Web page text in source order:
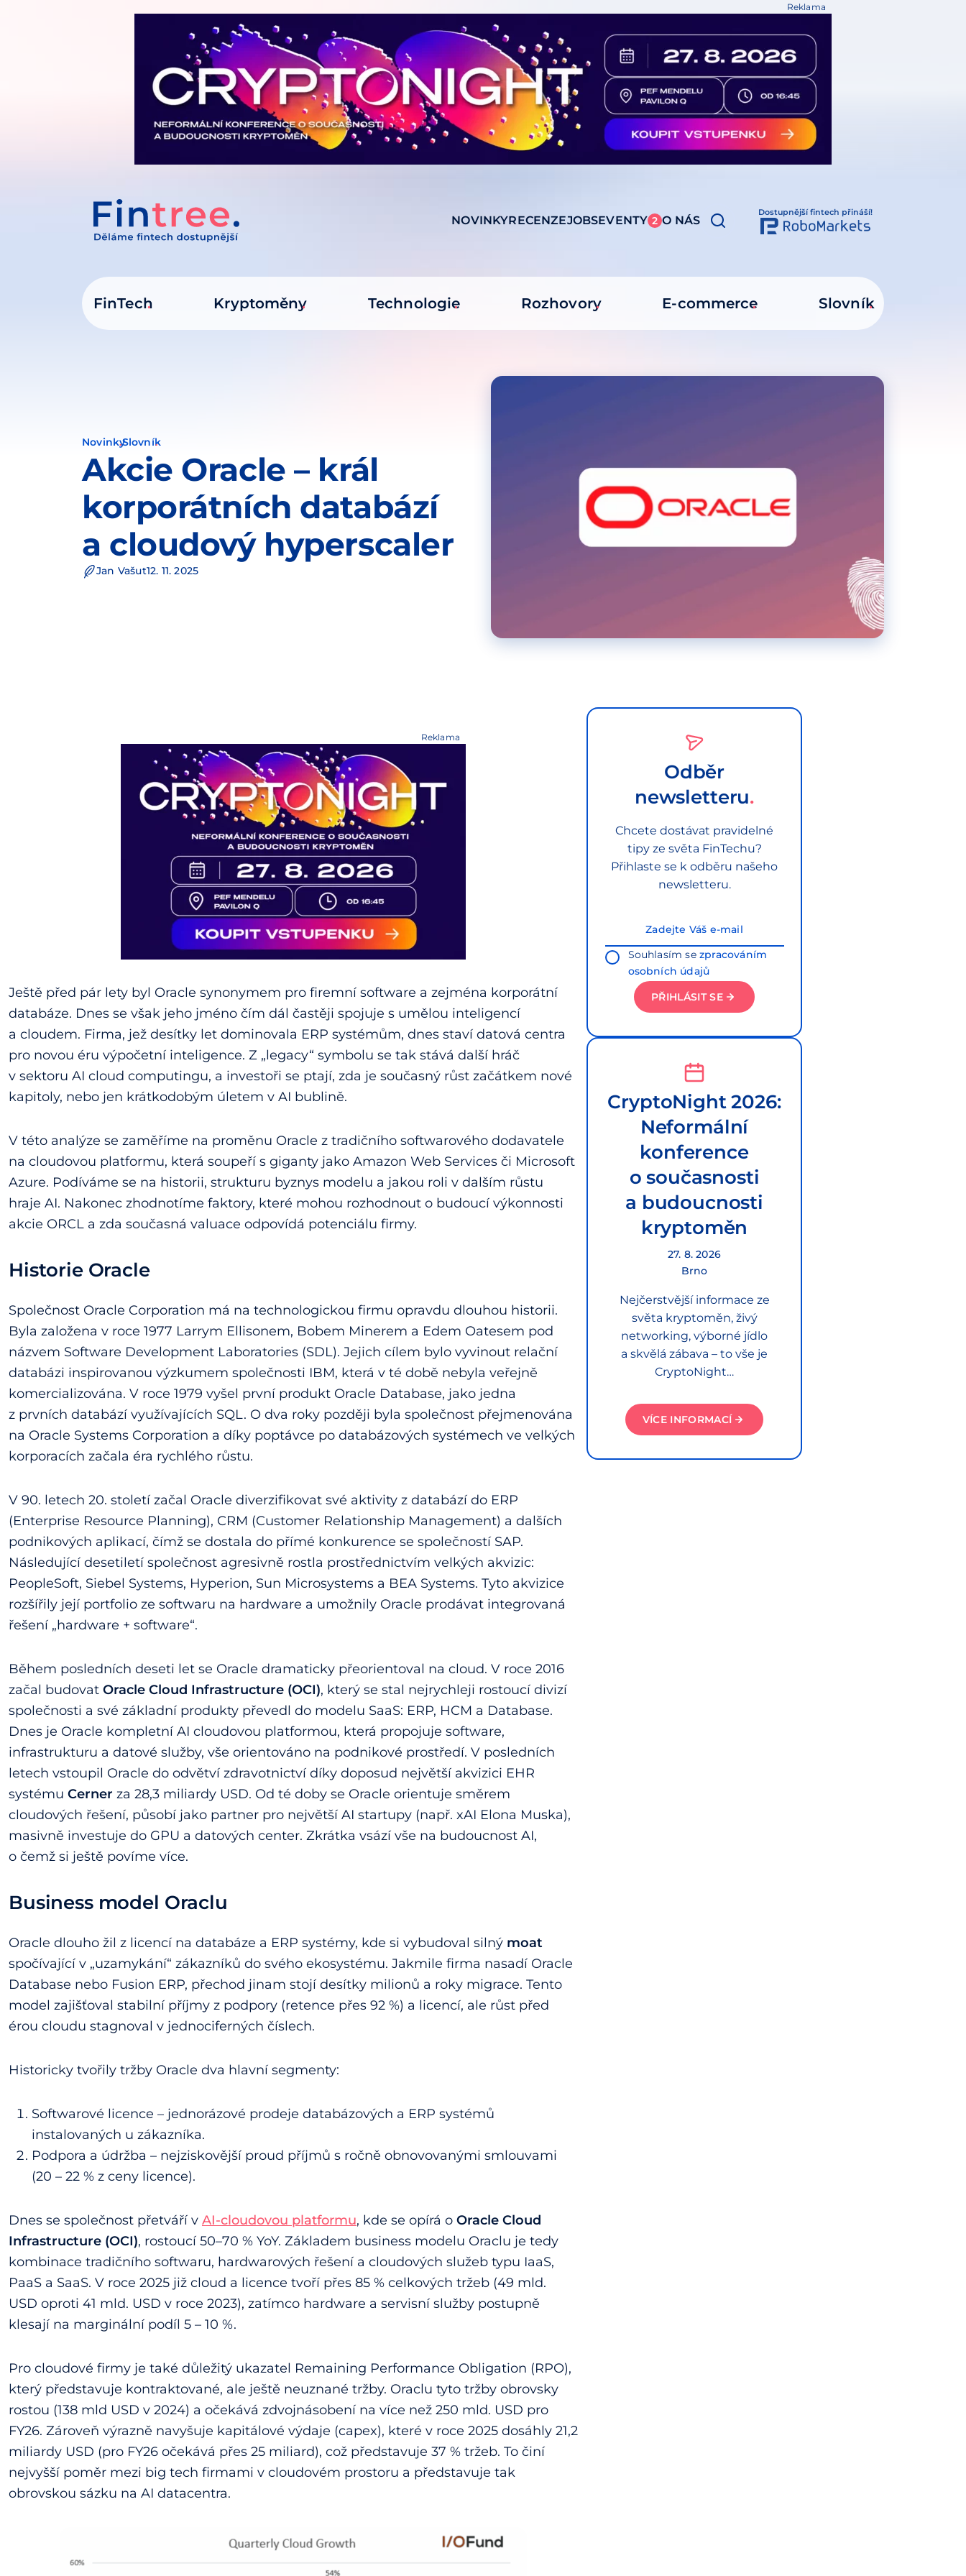
Reklama
NOVINKYRECENZEJOBSEVENTY 2 O NÁS
Dostupnější fintech přináší!
FinTech Kryptoměny Technologie Rozhovory E-commerce Slovník
NovinkySlovník
Akcie Oracle – král
korporátních databází
a cloudový hyperscaler
Jan Vašut12. 11. 2025
Reklama
Ještě před pár lety byl Oracle synonymem pro firemní software a zejména korporátní
databáze. Dnes se však jeho jméno čím dál častěji spojuje s umělou inteligencí
a cloudem. Firma, jež desítky let dominovala ERP systémům, dnes staví datová centra
pro novou éru výpočetní inteligence. Z „legacy“ symbolu se tak stává další hráč
v sektoru AI cloud computingu, a investoři se ptají, zda je současný růst začátkem nové
kapitoly, nebo jen krátkodobým úletem v AI bublině.
V této analýze se zaměříme na proměnu Oracle z tradičního softwarového dodavatele
na cloudovou platformu, která soupeří s giganty jako Amazon Web Services či Microsoft
Azure. Podíváme se na historii, strukturu byznys modelu a jakou roli v dalším růstu
hraje AI. Nakonec zhodnotíme faktory, které mohou rozhodnout o budoucí výkonnosti
akcie ORCL a zda současná valuace odpovídá potenciálu firmy.
Historie Oracle
Společnost Oracle Corporation má na technologickou firmu opravdu dlouhou historii.
Byla založena v roce 1977 Larrym Ellisonem, Bobem Minerem a Edem Oatesem pod
názvem Software Development Laboratories (SDL). Jejich cílem bylo vyvinout relační
databázi inspirovanou výzkumem společnosti IBM, která v té době nebyla veřejně
komercializována. V roce 1979 vyšel první produkt Oracle Database, jako jedna
z prvních databází využívajících SQL. O dva roky později byla společnost přejmenována
na Oracle Systems Corporation a díky poptávce po databázových systémech ve velkých
korporacích začala éra rychlého růstu.
V 90. letech 20. století začal Oracle diverzifikovat své aktivity z databází do ERP
(Enterprise Resource Planning), CRM (Customer Relationship Management) a dalších
podnikových aplikací, čímž se dostala do přímé konkurence se společností SAP.
Následující desetiletí společnost agresivně rostla prostřednictvím velkých akvizic:
PeopleSoft, Siebel Systems, Hyperion, Sun Microsystems a BEA Systems. Tyto akvizice
rozšířily její portfolio ze softwaru na hardware a umožnily Oracle prodávat integrovaná
řešení „hardware + software“.
Během posledních deseti let se Oracle dramaticky přeorientoval na cloud. V roce 2016
začal budovat Oracle Cloud Infrastructure (OCI), který se stal nejrychleji rostoucí divizí
společnosti a své základní produkty převedl do modelu SaaS: ERP, HCM a Database.
Dnes je Oracle kompletní AI cloudovou platformou, která propojuje software,
infrastrukturu a datové služby, vše orientováno na podnikové prostředí. V posledních
letech vstoupil Oracle do odvětví zdravotnictví díky doposud největší akvizici EHR
systému Cerner za 28,3 miliardy USD. Od té doby se Oracle orientuje směrem
cloudových řešení, působí jako partner pro největší AI startupy (např. xAI Elona Muska),
masivně investuje do GPU a datových center. Zkrátka vsází vše na budoucnost AI,
o čemž si ještě povíme více.
Business model Oraclu
Oracle dlouho žil z licencí na databáze a ERP systémy, kde si vybudoval silný moat
spočívající v „uzamykání“ zákazníků do svého ekosystému. Jakmile firma nasadí Oracle
Database nebo Fusion ERP, přechod jinam stojí desítky milionů a roky migrace. Tento
model zajišťoval stabilní příjmy z podpory (retence přes 92 %) a licencí, ale růst před
érou cloudu stagnoval v jednociferných číslech.
Historicky tvořily tržby Oracle dva hlavní segmenty:
Softwarové licence – jednorázové prodeje databázových a ERP systémů
instalovaných u zákazníka.
Podpora a údržba – nejziskovější proud příjmů s ročně obnovovanými smlouvami
(20 – 22 % z ceny licence).
Dnes se společnost přetváří v AI-cloudovou platformu, kde se opírá o Oracle Cloud
Infrastructure (OCI), rostoucí 50–70 % YoY. Základem business modelu Oraclu je tedy
kombinace tradičního softwaru, hardwarových řešení a cloudových služeb typu IaaS,
PaaS a SaaS. V roce 2025 již cloud a licence tvoří přes 85 % celkových tržeb (49 mld.
USD oproti 41 mld. USD v roce 2023), zatímco hardware a servisní služby postupně
klesají na marginální podíl 5 – 10 %.
Pro cloudové firmy je také důležitý ukazatel Remaining Performance Obligation (RPO),
který představuje kontraktované, ale ještě neuznané tržby. Oraclu tyto tržby obrovsky
rostou (138 mld USD v 2024) a očekává zdvojnásobení na více než 250 mld. USD pro
FY26. Zároveň výrazně navyšuje kapitálové výdaje (capex), které v roce 2025 dosáhly 21,2
miliardy USD (pro FY26 očekává přes 25 miliard), což představuje 37 % tržeb. To činí
nejvyšší poměr mezi big tech firmami v cloudovém prostoru a představuje tak
obrovskou sázku na AI datacentra.
Odběr
newsletteru
Chcete dostávat pravidelné
tipy ze světa FinTechu?
Přihlaste se k odběru našeho
newsletteru.
Souhlasím sezpracováním
osobních údajů
PŘIHLÁSIT SE
CryptoNight 2026:
Neformální
konference
o současnosti
a budoucnosti
kryptoměn
27. 8. 2026
Brno
Nejčerstvější informace ze
světa kryptoměn, živý
networking, výborné jídlo
a skvělá zábava – to vše je
CryptoNight…
VÍCE INFORMACÍ